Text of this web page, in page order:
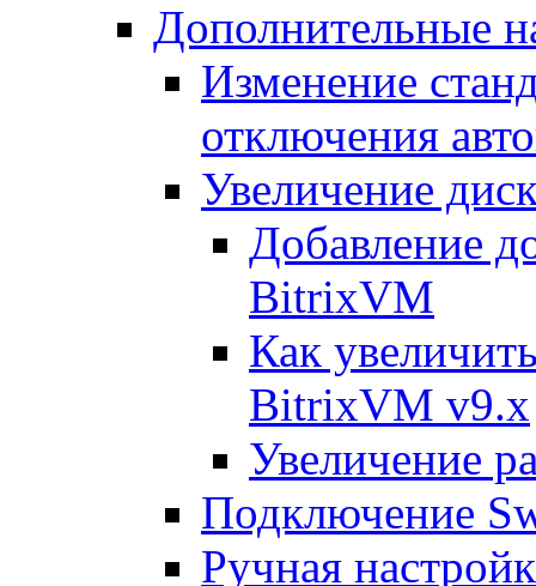
Дополнительные
Изменение
отключения
Увеличение
Добавление
BitrixVM
Как
BitrixVM v9.x
Увеличение
Подключение
Ручная